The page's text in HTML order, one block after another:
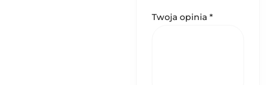
Twoja opinia *